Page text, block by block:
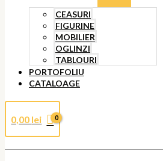
CEASURI
FIGURINE
MOBILIER
OGLINZI
TABLOURI
PORTOFOLIU
CATALOAGE
0,00 lei